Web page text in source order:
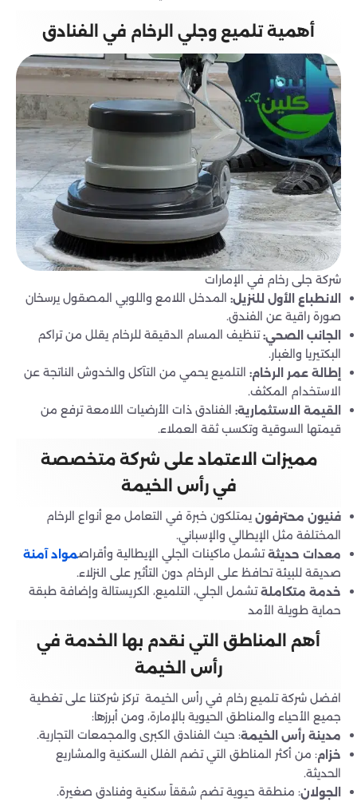
أهمية تلميع وجلي الرخام في الفنادق
شركة جلى رخام في الإمارات
الانطباع الأول للنزيل: المدخل اللامع واللوبي المصقول يرسخان
صورة راقية عن الفندق.
الجانب الصحي:تنظيف المسام الدقيقة للرخام يقلل من تراكم
البكتيريا والغبار.
إطالة عمر الرخام: التلميع يحمي من التآكل والخدوش الناتجة عن
الاستخدام المكثف.
القيمة الاستثمارية: الفنادق ذات الأرضيات اللامعة ترفع من
قيمتها السوقية وتكسب ثقة العملاء.
مميزات الاعتماد على شركة متخصصة
في رأس الخيمة
فنيون محترفون يمتلكون خبرة في التعامل مع أنواع الرخام
المختلفة مثل الإيطالي والإسباني.
معدات حديثةتشمل ماكينات الجلي الإيطالية وأقراصمواد آمنة
صديقة للبيئة تحافظ على الرخام دون التأثير على النزلاء.
خدمة متكاملةتشمل الجلي، التلميع، الكريستالة وإضافة طبقة
حماية طويلة الأمد
أهم المناطق التي نقدم بها الخدمة في
رأس الخيمة
افضل شركة تلميع رخام في رأس الخيمة تركز شركتنا على تغطية
جميع الأحياء والمناطق الحيوية بالإمارة، ومن أبرزها:
مدينة رأس الخيمة: حيث الفنادق الكبرى والمجمعات التجارية.
خزام: من أكثر المناطق التي تضم الفلل السكنية والمشاريع
الحديثة.
الجولان: منطقة حيوية تضم شققاً سكنية وفنادق صغيرة.